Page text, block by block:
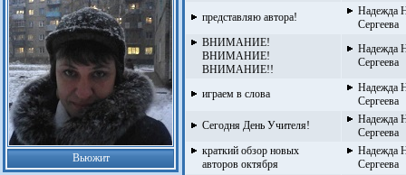
Вьюжит
представляю автора!
Надежда
Сергеева
ВНИМАНИЕ!
ВНИМАНИЕ!
ВНИМАНИЕ!!
Надежда
Сергеева
играем в слова
Надежда
Сергеева
Сегодня День Учителя!
Надежда
Сергеева
краткий обзор новых
авторов октября
Надежда
Сергеева